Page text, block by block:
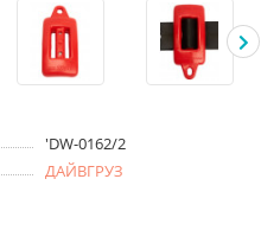
'DW-0162/2
ДАЙВГРУЗ